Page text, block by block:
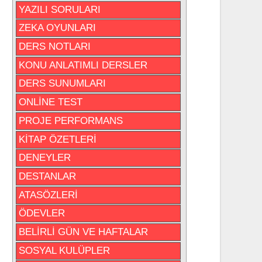
YAZILI SORULARI
ZEKA OYUNLARI
DERS NOTLARI
KONU ANLATIMLI DERSLER
DERS SUNUMLARI
ONLİNE TEST
PROJE PERFORMANS
KİTAP ÖZETLERİ
DENEYLER
DESTANLAR
ATASÖZLERİ
ÖDEVLER
BELİRLİ GÜN VE HAFTALAR
SOSYAL KULÜPLER